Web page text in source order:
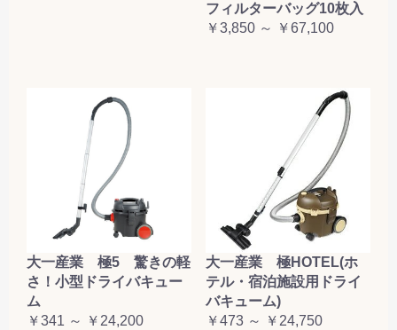
フィルターバッグ10枚入
￥3,850 ～ ￥67,100
大一産業 極5 驚きの軽
さ！小型ドライバキュー
ム
￥341 ～ ￥24,200
大一産業 極HOTEL(ホ
テル・宿泊施設用ドライ
バキューム)
￥473 ～ ￥24,750